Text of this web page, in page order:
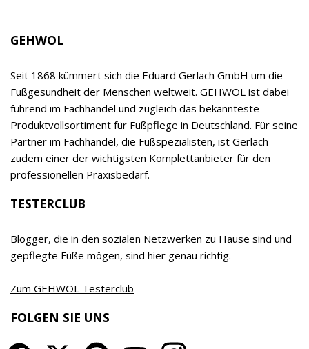
von Fußpflege- und Podologie-Praxen sowie
der Spezialisierung auf den Fuß, der hohen, auf
eigener Forschung und Entwicklung basierenden
Qualität und dem klaren Vorrang der Wirksamkeit
vor allen anderen Produkteigenschaften ein
relevanter Begeisterungstreiber sowohl für
Empfehler als auch Verbraucher. Das Unternehmen
wird inzwischen bereits in 7. Generation von Timor
Gerlach-von Waldthausen geführt.
EDUARD GERLACH GmbH